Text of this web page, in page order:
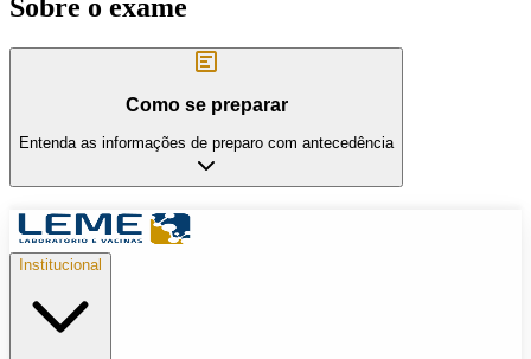
Sobre o exame
Como se preparar
Entenda as informações de preparo com antecedência
Institucional